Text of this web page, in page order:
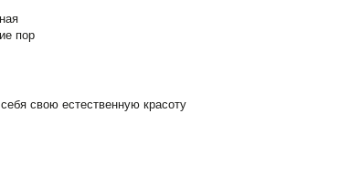
пор
свою естественную красоту